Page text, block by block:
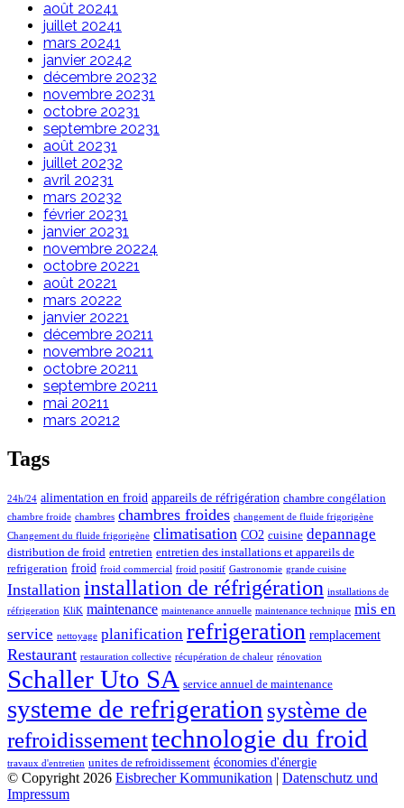
août 20241
juillet 20241
mars 20241
janvier 20242
décembre 20232
novembre 20231
octobre 20231
septembre 20231
août 20231
juillet 20232
avril 20231
mars 20232
février 20231
janvier 20231
novembre 20224
octobre 20221
août 20221
mars 20222
janvier 20221
décembre 20211
novembre 20211
octobre 20211
septembre 20211
mai 20211
mars 20212
Tags
24h/24 alimentation en froid appareils de réfrigération chambre congélation
chambre froide chambres chambres froides changement de fluide frigorigène
Changement du fluide frigorigène climatisation CO2 cuisine depannage
distribution de froid entretien entretien des installations et appareils de
refrigeration froid froid commercial froid positif Gastronomie grande cuisine
Installation installation de réfrigération installations de
réfrigeration KliK maintenance maintenance annuelle maintenance technique mis en
service nettoyage planification refrigeration remplacement
Restaurant restauration collective récupération de chaleur rénovation
Schaller Uto SA service annuel de maintenance
systeme de refrigeration système de
refroidissementtechnologie du froid
travaux d'entretien unites de refroidissement économies d'énergie
© Copyright 2026 Eisbrecher Kommunikation | Datenschutz und
Impressum